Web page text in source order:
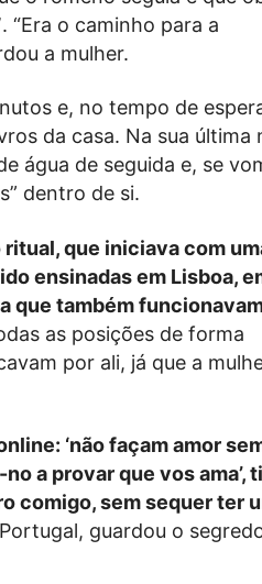
. “Era o caminho para a
a mulher.
e, no tempo de
da casa. Na sua última
água de seguida e, se
dentro de si.
que iniciava com
ensinadas em Lisboa,
que também
as posições de forma
por ali, já que a
‘não façam amor
a provar que vos ama’,
comigo, sem sequer ter
guardou o